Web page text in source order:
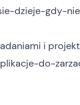
dzieje-gdy-
i
do-